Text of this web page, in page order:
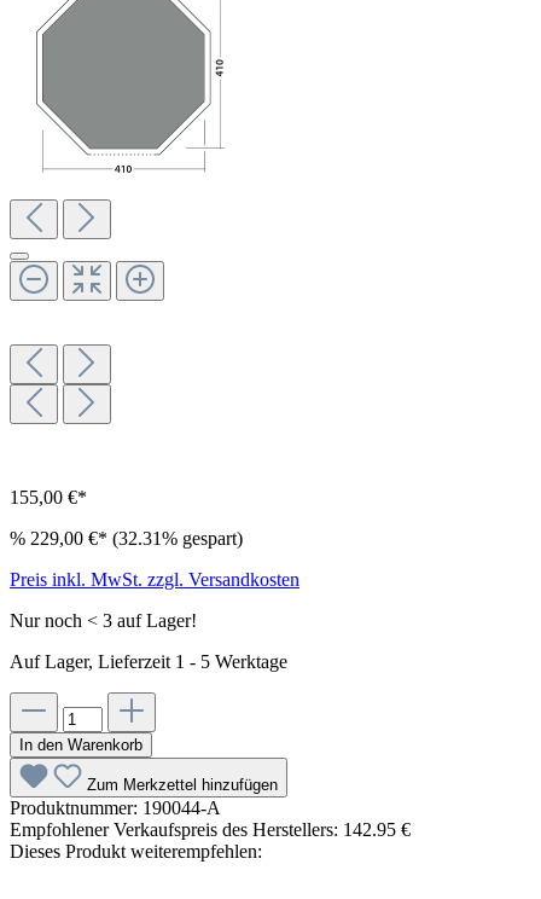
155,00 €*
% 229,00 €* (32.31% gespart)
Preis inkl. MwSt. zzgl. Versandkosten
Nur noch < 3 auf Lager!
Auf Lager, Lieferzeit 1 - 5 Werktage
In den Warenkorb
Zum Merkzettel hinzufügen
Produktnummer: 190044-A
Empfohlener Verkaufspreis des Herstellers: 142.95 €
Dieses Produkt weiterempfehlen: